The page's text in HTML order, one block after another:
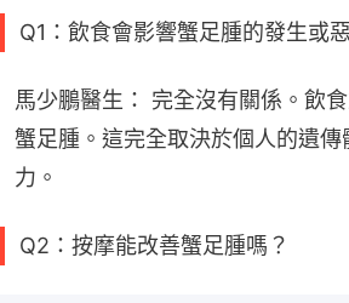
Q1：飲食會影響蟹足腫的發生或
馬少鵬醫生： 完全沒有關係。飲
蟹足腫。這完全取決於個人的遺
力。
Q2：按摩能改善蟹足腫嗎？